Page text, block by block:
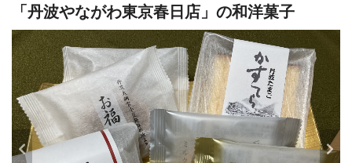
「丹波やながわ東京春日店」の和洋菓子